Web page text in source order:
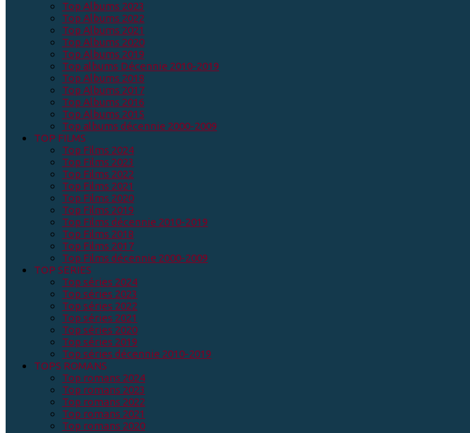
Top Albums 2023
Top Albums 2022
Top Albums 2021
Top Albums 2020
Top Albums 2019
Top albums Décennie 2010-2019
Top Albums 2018
Top Albums 2017
Top Albums 2016
Top Albums 2015
Top albums décennie 2000-2009
TOP FILMS
Top Films 2024
Top Films 2023
Top Films 2022
Top Films 2021
Top Films 2020
Top Films 2019
Top Films décennie 2010-2019
Top Films 2018
Top Films 2017
Top Films décennie 2000-2009
TOP SERIES
Top séries 2024
Top séries 2023
Top séries 2022
Top séries 2021
Top séries 2020
Top séries 2019
Top séries décennie 2010-2019
TOPS ROMANS
Top romans 2024
Top romans 2023
Top romans 2022
Top romans 2021
Top romans 2020